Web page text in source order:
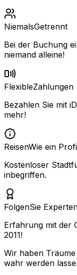
NiemalsGetrennt
Bei der Buchung
niemand alleine!
FlexibleZahlungen
Bezahlen Sie mit
mehr!
ReisenWie ein Profi
Kostenloser
inbegriffen.
FolgenSie
Erfahrung mit der
2011!
Wir haben Träume
wahr werden